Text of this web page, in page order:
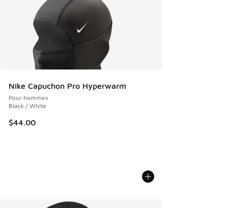
Nike Capuchon Pro Hyperwarm
Pour hommes
Black / White
$44.00